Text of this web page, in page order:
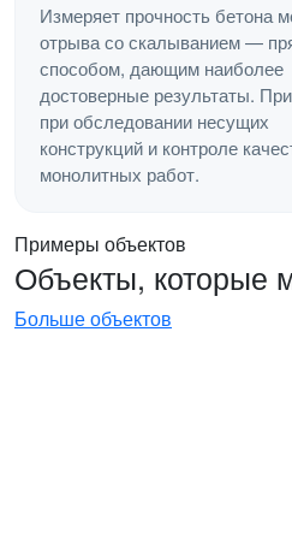
Измеряет прочность бетона
отрыва со скалыванием —
способом, дающим наиболее
достоверные результаты.
при обследовании несущих
конструкций и контроле
монолитных работ.
Примеры объектов
Объекты, которые
Больше объектов